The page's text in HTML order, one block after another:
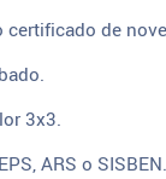
de
3x3.
ARS o SISBEN.